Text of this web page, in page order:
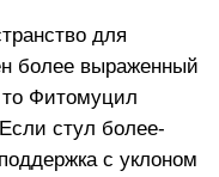
для
более выраженный
Фитомуцил
стул более-
с уклоном